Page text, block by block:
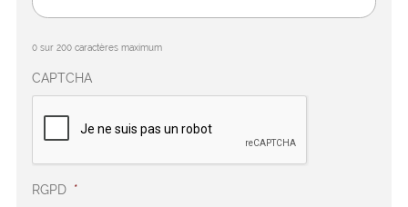
0 sur 200 caractères maximum
CAPTCHA
RGPD *